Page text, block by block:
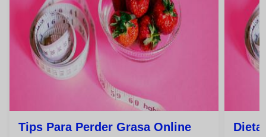
Tips Para Perder Grasa Online Dieta